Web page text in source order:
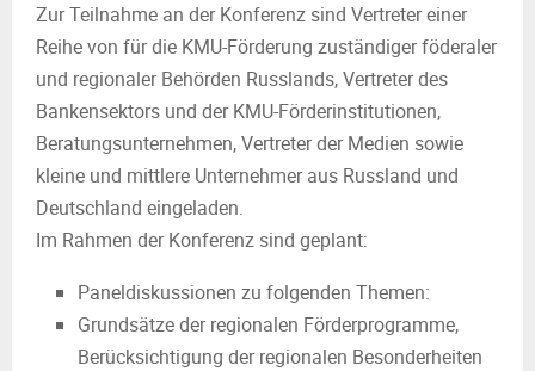
Zur Teilnahme an der Konferenz sind Vertreter einer
Reihe von für die KMU-Förderung zuständiger föderaler
und regionaler Behörden Russlands, Vertreter des
Bankensektors und der KMU-Förderinstitutionen,
Beratungsunternehmen, Vertreter der Medien sowie
kleine und mittlere Unternehmer aus Russland und
Deutschland eingeladen.
Im Rahmen der Konferenz sind geplant:
Paneldiskussionen zu folgenden Themen:
Grundsätze der regionalen Förderprogramme,
Berücksichtigung der regionalen Besonderheiten